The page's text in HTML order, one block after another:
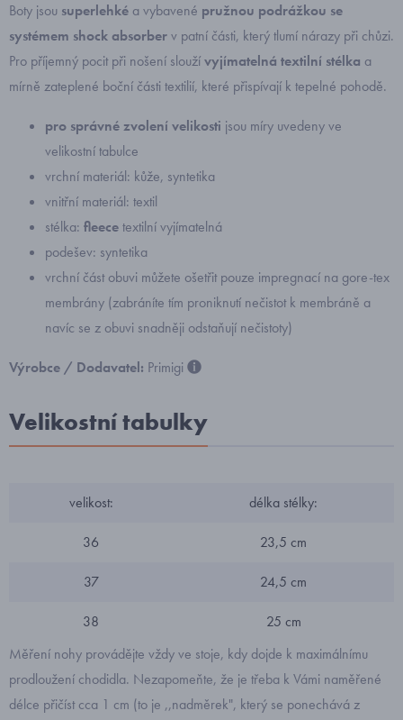
Boty jsou superlehké a vybavené pružnou podrážkou se
systémem shock absorberv patní části, který tlumí nárazy při chůzi.
Pro příjemný pocit při nošení sloužívyjímatelná textilní stélka a
mírně zateplené boční části textilií, které přispívají k tepelné pohodě.
pro správné zvolení velikosti jsou míry uvedeny ve
velikostní tabulce
vrchní materiál: kůže, syntetika
vnitřní materiál: textil
stélka: fleecetextilní vyjímatelná
podešev: syntetika
vrchní část obuvi můžete ošetřit pouze impregnací na gore-tex
membrány (zabráníte tím proniknutí nečistot k membráně a
navíc se z obuvi snadněji odstaňují nečistoty)
Výrobce / Dodavatel: Primigi
Velikostní tabulky
velikost: délka stélky:
36 23,5 cm
37 24,5 cm
38
25 cm
Měření nohy provádějte vždy ve stoje, kdy dojde k maximálnímu
prodloužení chodidla. Nezapomeňte, že je třeba k Vámi naměřené
délce přičíst cca 1 cm (to je ,,nadměrek", který se ponechává z